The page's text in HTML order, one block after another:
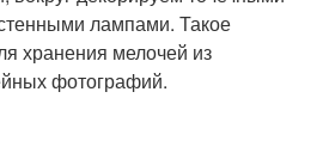
лампами. Такое
хранения мелочей из
фотографий.